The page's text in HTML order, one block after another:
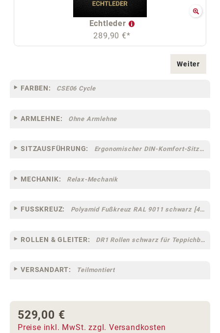
Echtleder
289,90 €*
Weiter
FARBEN: CSE06 Cycle
ARMLEHNE: Ohne Armlehne
SITZAUSFÜHRUNG: Ergonomischer DIN-Komfort-Sitz [75]
MECHANIK: Relax-Mechanik
FUSSKREUZ: Polyamid Fußkreuz RAL 9011 schwarz [44]
ROLLEN & GLEITER: DR1 Rollen schwarz für Teppichböden [10]
VERSANDART: Teilmontiert
Regulärer Preis:
529,00 €
Preise inkl. MwSt. zzgl. Versandkosten